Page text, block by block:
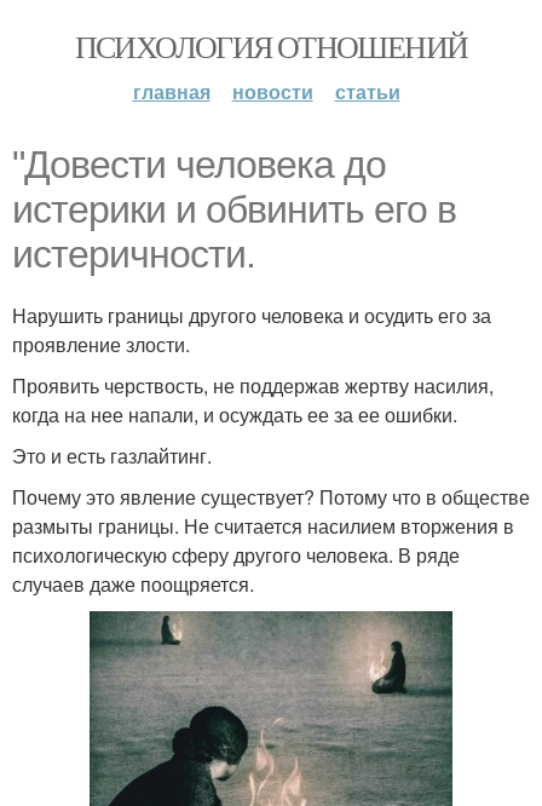
ПСИХОЛОГИЯ ОТНОШЕНИЙ
главная новости статьи
"Довести человека до
истерики и обвинить его в
истеричности.
Нарушить границы другого человека и осудить его за
проявление злости.
Проявить черствость, не поддержав жертву насилия,
когда на нее напали, и осуждать ее за ее ошибки.
Это и есть газлайтинг.
Почему это явление существует? Потому что в обществе
размыты границы. Не считается насилием вторжения в
психологическую сферу другого человека. В ряде
случаев даже поощряется.